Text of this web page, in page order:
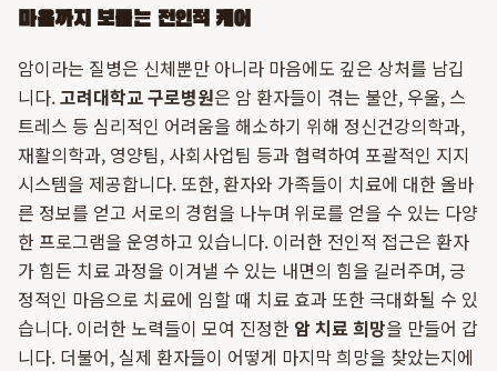
마음까지 보듬는 전인적 케어
암이라는 질병은 신체뿐만 아니라 마음에도 깊은 상처를 남깁
니다.고려대학교 구로병원은 암 환자들이 겪는 불안, 우울, 스
트레스 등 심리적인 어려움을 해소하기 위해 정신건강의학과,
재활의학과, 영양팀, 사회사업팀 등과 협력하여 포괄적인 지지
시스템을 제공합니다. 또한, 환자와 가족들이 치료에 대한 올바
른 정보를 얻고 서로의 경험을 나누며 위로를 얻을 수 있는 다양
한 프로그램을 운영하고 있습니다. 이러한 전인적 접근은 환자
가 힘든 치료 과정을 이겨낼 수 있는 내면의 힘을 길러주며, 긍
정적인 마음으로 치료에 임할 때 치료 효과 또한 극대화될 수 있
습니다. 이러한 노력들이 모여 진정한 암 치료 희망을 만들어 갑
니다. 더불어, 실제 환자들이 어떻게 마지막 희망을 찾았는지에